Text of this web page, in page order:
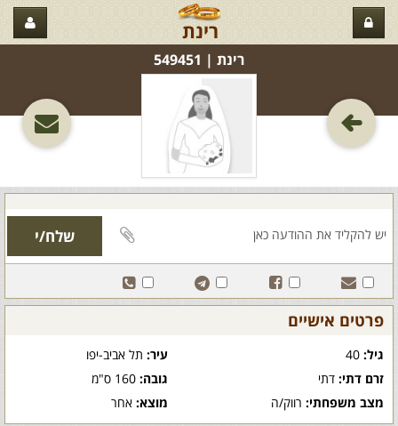
רינת
רינת‏ | 549451
פרטים אישיים
גיל: עיר:תל אביב-יפו
זרם דתי: דתי גובה:160 ס"מ
מצב משפחתי: רווק/ה מוצא:אחר